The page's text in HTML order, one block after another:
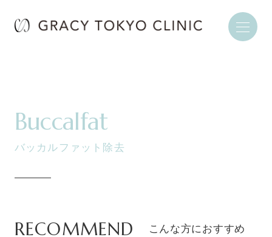
Buccalfat
バッカルファット除去
RECOMMEND こんな方におすすめ